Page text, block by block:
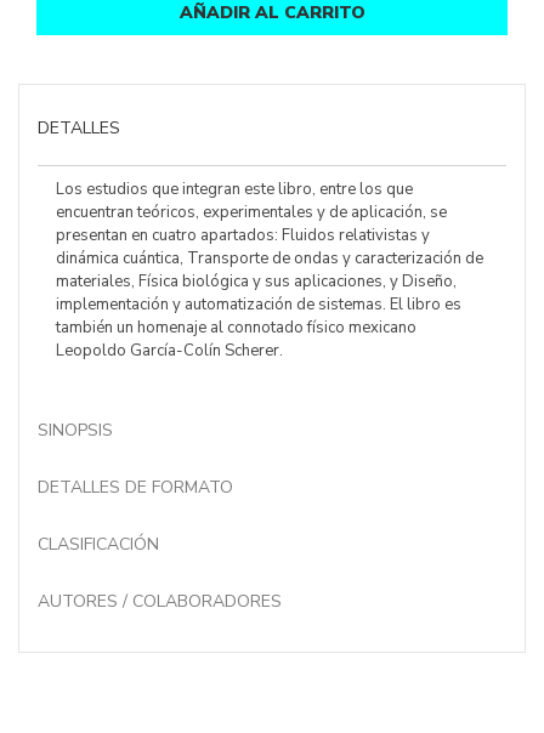
AÑADIR AL CARRITO
DETALLES
Los estudios que integran este libro, entre los que
encuentran teóricos, experimentales y de aplicación, se
presentan en cuatro apartados: Fluidos relativistas y
dinámica cuántica, Transporte de ondas y caracterización de
materiales, Física biológica y sus aplicaciones, y Diseño,
implementación y automatización de sistemas. El libro es
también un homenaje al connotado físico mexicano
Leopoldo García-Colín Scherer.
SINOPSIS
DETALLES DE FORMATO
CLASIFICACIÓN
AUTORES / COLABORADORES